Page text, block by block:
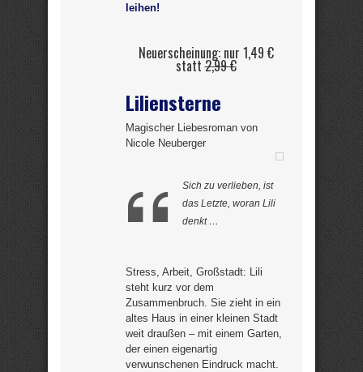
leihen!
Neuerscheinung: nur 1,49 €
statt2,99 €
Liliensterne
Magischer Liebesroman von
Nicole Neuberger
Sich zu verlieben, ist
das Letzte, woran Lili
denkt …
Stress, Arbeit, Großstadt: Lili
steht kurz vor dem
Zusammenbruch. Sie zieht in ein
altes Haus in einer kleinen Stadt
weit draußen – mit einem Garten,
der einen eigenartig
verwunschenen Eindruck macht.